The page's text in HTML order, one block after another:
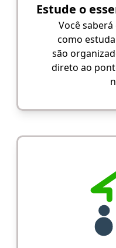
Estude o
Você
como
são
direto ao